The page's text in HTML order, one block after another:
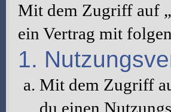
Mit dem Zugriff auf
ein Vertrag mit
1.
Mit dem Zugriff
du einen